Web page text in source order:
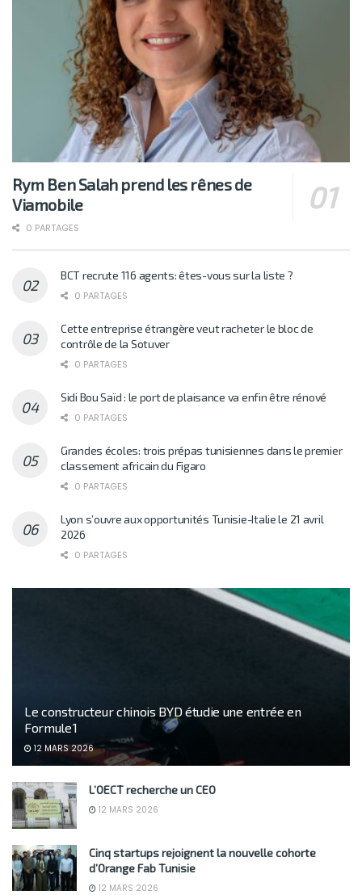
Rym Ben Salah prend les rênes de
Viamobile
0 PARTAGES
BCT recrute 116 agents: êtes-vous sur la liste ?
0 PARTAGES
Cette entreprise étrangère veut racheter le bloc de
contrôle de la Sotuver
0 PARTAGES
Sidi Bou Saïd : le port de plaisance va enfin être rénové
0 PARTAGES
Grandes écoles: trois prépas tunisiennes dans le premier
classement africain du Figaro
0 PARTAGES
Lyon s’ouvre aux opportunités Tunisie-Italie le 21 avril
2026
0 PARTAGES
Le constructeur chinois BYD étudie une entrée en
Formule 1
12 MARS 2026
L’OECT recherche un CEO
12 MARS 2026
Cinq startups rejoignent la nouvelle cohorte
d’Orange Fab Tunisie
12 MARS 2026